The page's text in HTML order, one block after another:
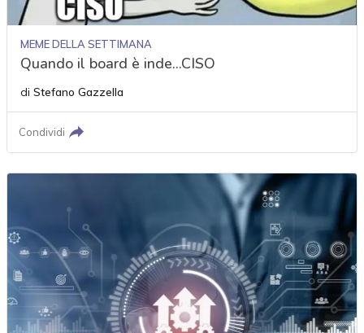
MEME DELLA SETTIMANA
Quando il board è inde...CISO
di Stefano Gazzella
Condividi